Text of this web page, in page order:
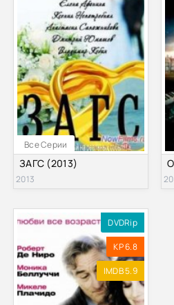
Все Серии
ЗАГС (2013)
2013
DVDRip
KP 6.8
IMDB 5.9